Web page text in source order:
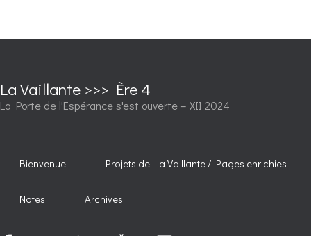
La Vaillante >>> Ère 4
La Porte de l'Espérance s'est ouverte – XII 2024
Bienvenue Projets de La Vaillante / Pages enrichies
Notes Archives